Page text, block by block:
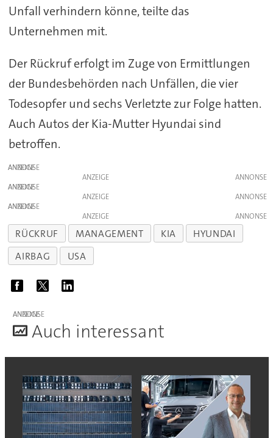
Unfall verhindern könne, teilte das
Unternehmen mit.
Der Rückruf erfolgt im Zuge von Ermittlungen
der Bundesbehörden nach Unfällen, die vier
Todesopfer und sechs Verletzte zur Folge hatten.
Auch Autos der Kia-Mutter Hyundai sind
betroffen.
ANZEIGE
ANZEIGE
ANZEIGE
ANZEIGE
ANZEIGE
ANZEIGE
RÜCKRUF MANAGEMENT KIA
HYUNDAI
AIRBAG
USA
ANZEIGE
Auch interessant